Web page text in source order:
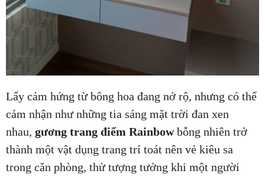
Lấy cảm hứng từ bông hoa đang nở rộ, nhưng có thể
cảm nhận như những tia sáng mặt trời đan xen
nhau, gương trang điểm Rainbowbỗng nhiên trở
thành một vật dụng trang trí toát nên vẻ kiêu sa
trong căn phòng, thử tượng tưởng khi một người